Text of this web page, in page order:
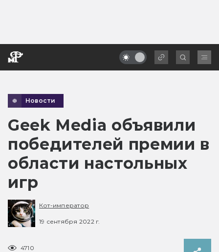
Новости
Geek Media объявили
победителей премии в
области настольных
игр
Кот-император
19 сентября 2022 г.
4710